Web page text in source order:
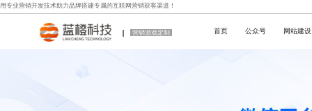
用专业营销开发技术助力品牌搭建专属的互联网营销获客渠道！
营销游戏定制 首页 公众号 网站建设